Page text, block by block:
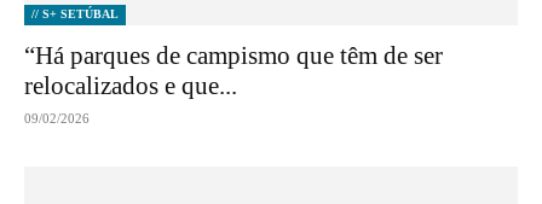
// S+ SETÚBAL
“Há parques de campismo que têm de ser
relocalizados e que...
09/02/2026